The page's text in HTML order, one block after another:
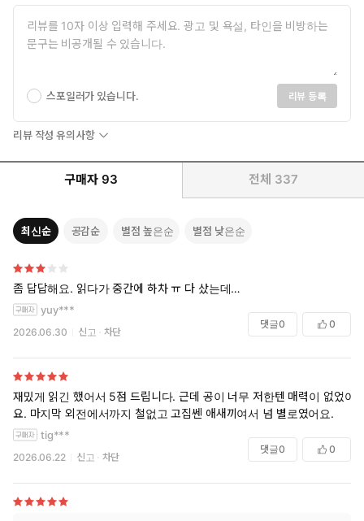
스포일러가 있습니다. 리뷰 등록
리뷰 작성 유의사항
구매자 93 전체 337
최신순 공감순 별점 높은순 별점 낮은순
좀 답답해요. 읽다가 중간에 하차 ㅠ 다 샀는데…
yuy***
2026.06.30 신고 차단
댓글0 0
재밌게 읽긴 했어서 5점 드립니다. 근데 공이 너무 저한텐 매력이 없었어
요. 마지막 외전에서까지 철없고 고집쎈 애새끼여서 넘 별로였어요.
tig***
2026.06.22 신고 차단
댓글0 0